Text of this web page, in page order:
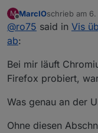
Deine lokale IP
@marciosagte
stürzt ab :
Da bekomme
@marcio sagte
M
Offline
MarcIOschrieb am
zuletzt
@ro75 said in Vis
ab:
Bei mir läuft
Firefox probiert,
Was genau an der
Ohne diesen